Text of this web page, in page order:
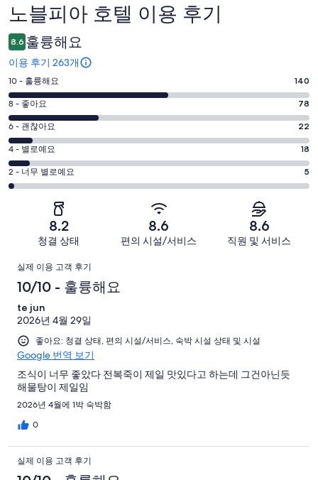
이
용
후
기
노블피아 호텔 이용 후기
8.6 훌륭해요
이용 후기 263개
평
점
10
-
훌
륭
해
요.
후
기
140
개
10 - 훌륭해요 140
평
점
8
-
좋
아
후
중
78
개
8 - 좋아요 78
평
점
6
-
괜
개
이
후
기
중
22
개
6 - 괜찮아요 22
평
점
4
263
개
이
용
후
기
18
4 - 별로예요 18
평
점
별
로
요.
263
개
이
용
후
기
중
개
2 - 너무 별로예요 5
8.2
청결 상태
8.6
편의 시설/서비스
8.6
직원 및 서비스
이
용
후
기
실제 이용 고객 후기
10/10 - 훌륭해요
te jun
2026년 4월 29일
좋아요: 청결 상태, 편의 시설/서비스, 숙박 시설 상태 및 시설
Google 번역 보기
조식이 너무 좋았다 전복죽이 제일 맛있다고 하는데 그건아닌듯
해물탕이 제일임
2026년 4월에 1박 숙박함
0
실제 이용 고객 후기